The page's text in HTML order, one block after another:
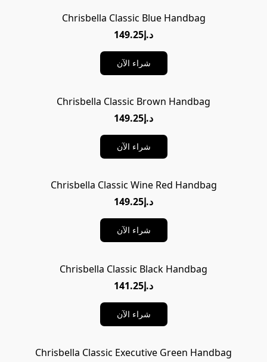
Chrisbella Classic Blue Handbag
د.إ149.25
شراء الآن
Chrisbella Classic Brown Handbag
د.إ149.25
شراء الآن
Chrisbella Classic Wine Red Handbag
د.إ149.25
شراء الآن
Chrisbella Classic Black Handbag
د.إ141.25
شراء الآن
Chrisbella Classic Executive Green Handbag